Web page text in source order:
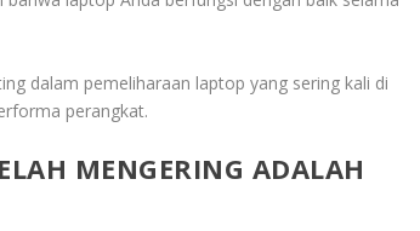
dalam pemeliharaan laptop yang sering kali di
perangkat.
MENGERING ADALAH